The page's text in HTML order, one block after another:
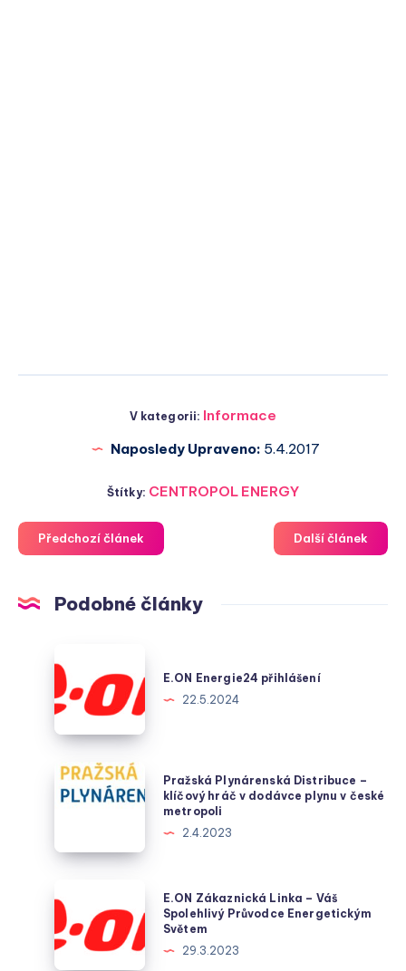
V kategorii: Informace
Naposledy Upraveno: 5.4.2017
Štítky: CENTROPOL ENERGY
Předchozí článek Další článek
Podobné články
Energie24
přihlášení
E.ON Energie24 přihlášení
22.5.2024
Pražská
Plynárenská
klíčový
dodávce
plynu
Pražská Plynárenská Distribuce –
klíčový hráč v dodávce plynu v české
metropoli
2.4.2023
Zákaznická
Linka
E.ON Zákaznická Linka – Váš
Spolehlivý Průvodce Energetickým
Světem
29.3.2023